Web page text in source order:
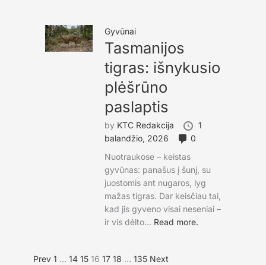
Gyvūnai
Tasmanijos
tigras: išnykusio
plėšrūno
paslaptis
by KTC Redakcija
1
balandžio, 2026
0
Nuotraukose – keistas
gyvūnas: panašus į šunį, su
juostomis ant nugaros, lyg
mažas tigras. Dar keisčiau tai,
kad jis gyveno visai neseniai –
ir vis dėlto... Read more.
Prev 1 … 14 15 16 17 18 … 135 Next